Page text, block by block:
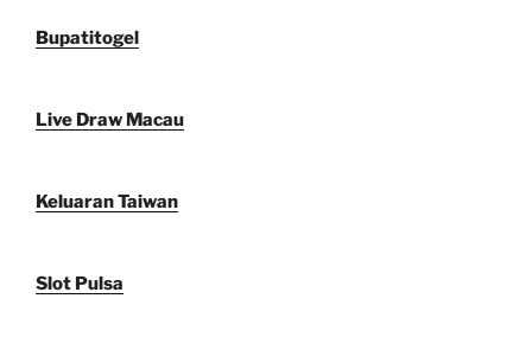
Bupatitogel
Live Draw Macau
Keluaran Taiwan
Slot Pulsa